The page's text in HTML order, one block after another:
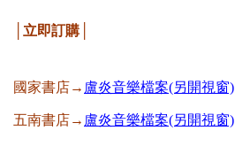
│立即訂購│
國家書店→ 盧炎音樂檔案(另開視窗)
五南書店→ 盧炎音樂檔案(另開視窗)